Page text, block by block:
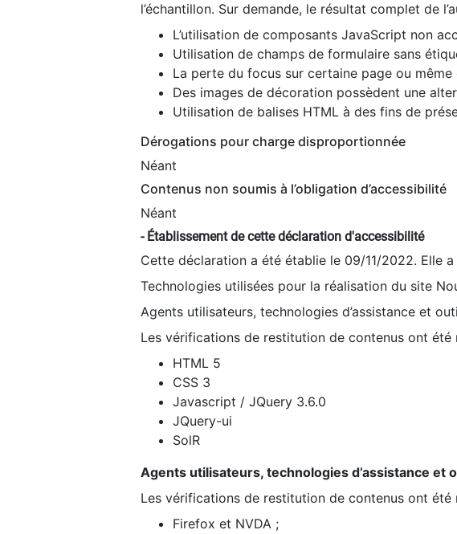
l’échantillon. Sur demande, le résultat complet de
L’utilisation de composants JavaScript non
Utilisation de champs de formulaire sans
La perte du focus sur certaine page ou
Des images de décoration possèdent une
Utilisation de balises HTML à des fins de
Dérogations pour charge disproportionnée
Néant
Contenus non soumis à l’obligation d’accessibilité
Néant
- Établissement de cette déclaration d'accessibilité
Cette déclaration a été établie le 09/11/2022. Elle
Technologies utilisées pour la réalisation du site
Agents utilisateurs, technologies d’assistance et
Les vérifications de restitution de contenus ont
HTML 5
CSS 3
Javascript / JQuery 3.6.0
JQuery-ui
SolR
Agents utilisateurs, technologies d’assistance et
Les vérifications de restitution de contenus ont
Firefox et NVDA ;